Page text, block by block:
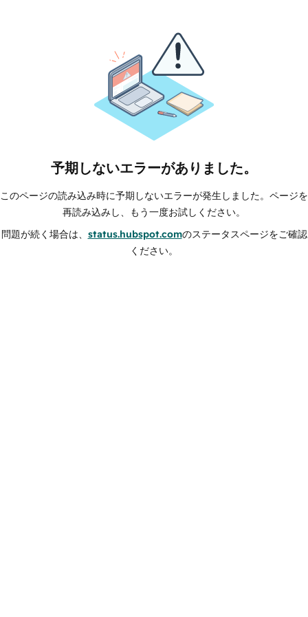
予期しないエラーがありました。
このページの読み込み時に予期しないエラーが発生しました。ページを
再読み込みし、もう一度お試しください。
問題が続く場合は、 status.hubspot.comのステータスページをご確認
ください。